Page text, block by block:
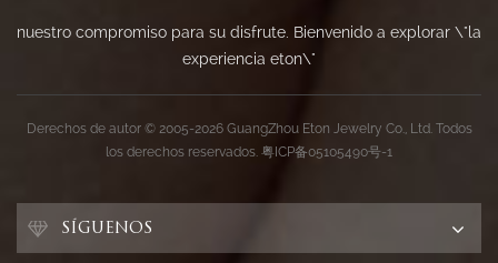
nuestro compromiso para su disfrute. Bienvenido a explorar \"la
experiencia eton\"
Derechos de autor © 2005-2026 GuangZhou Eton Jewelry Co., Ltd. Todos
los derechos reservados. 粤ICP备05105490号-1
SÍGUENOS